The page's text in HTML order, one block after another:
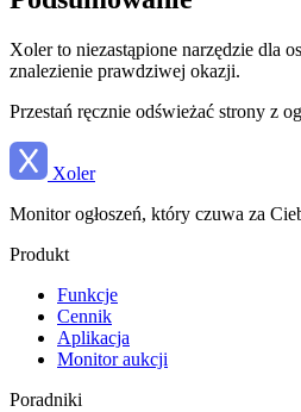
Xoler to niezastąpione narzędzie dla
znalezienie prawdziwej okazji.
Przestań ręcznie odświeżać strony z
Xoler
Monitor ogłoszeń, który czuwa za
Produkt
Funkcje
Cennik
Aplikacja
Monitor aukcji
Poradniki